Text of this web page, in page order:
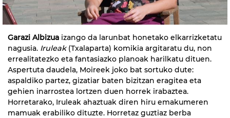
Garazi Albizua izango da larunbat honetako elkarrizketatu
nagusia. Iruleak(Txalaparta) komikia argitaratu du, non
errealitatezko eta fantasiazko planoak harilkatu dituen.
Aspertuta daudela, Moireek joko bat sortuko dute:
aspaldiko partez, gizatiar baten bizitzan eragitea eta
gehien inarrostea lortzen duen horrek irabaztea.
Horretarako, Iruleak ahaztuak diren hiru emakumeren
mamuak erabiliko dituzte. Horretaz guztiaz berba